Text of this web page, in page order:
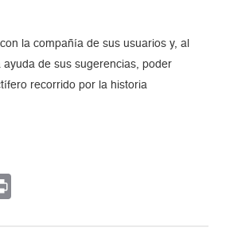
la compañía de sus usuarios y, al
de sus sugerencias, poder
recorrido por la historia